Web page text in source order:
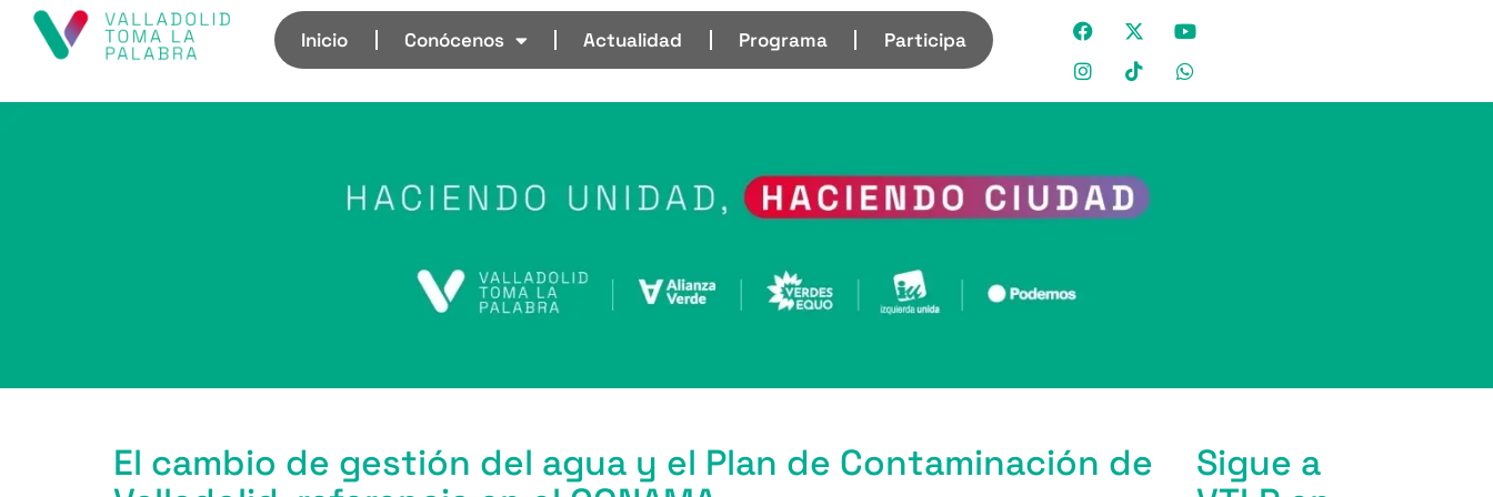
Inicio Conócenos Actualidad Programa Participa
El cambio de gestión del agua y el Plan de Contaminación de
Sigue a